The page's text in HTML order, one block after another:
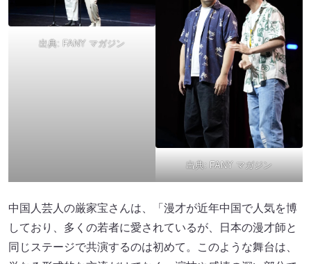
出典: FANY マガジン
出典: FANY マガジン
中国人芸人の厳家宝さんは、「漫才が近年中国で人気を博
しており、多くの若者に愛されているが、日本の漫才師と
同じステージで共演するのは初めて。このような舞台は、